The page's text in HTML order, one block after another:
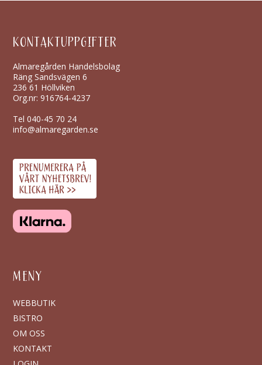
KONTAKTUPPGIFTER
Almaregården Handelsbolag
Räng Sandsvägen 6
236 61 Höllviken
Org.nr: 916764-4237
Tel040-45 70 24
info@almaregarden.se
MENY
WEBBUTIK
BISTRO
OM OSS
KONTAKT